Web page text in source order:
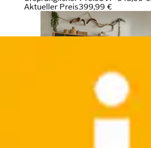
Aktueller Preis399,99 €